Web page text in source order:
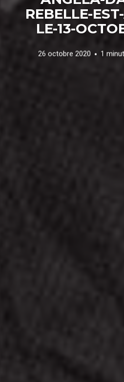
REBELLE-
LE-13-
26 octobre 2020 1